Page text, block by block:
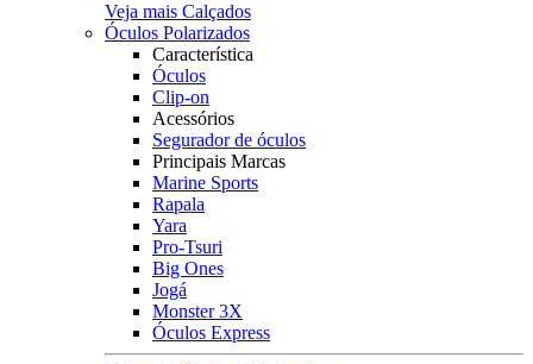
Veja mais Calçados
Óculos Polarizados
Característica
Óculos
Clip-on
Acessórios
Segurador de óculos
Principais Marcas
Marine Sports
Rapala
Yara
Pro-Tsuri
Big Ones
Jogá
Monster 3X
Óculos Express